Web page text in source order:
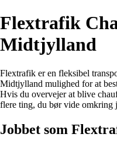
Flextrafik
Midtjylland
Flextrafik er en fleksibel
Midtjylland mulighed for at
Hvis du overvejer at blive
flere ting, du bør vide omkring
Jobbet som